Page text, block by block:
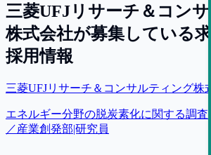
三菱UFJリサーチ＆コン
株式会社が募集している
採用情報
三菱UFJリサーチ＆コンサルティング株
エネルギー分野の脱炭素化に関する調
／産業創発部|研究員